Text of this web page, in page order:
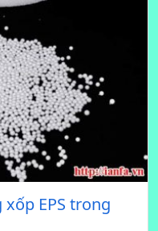
xốp EPS trong